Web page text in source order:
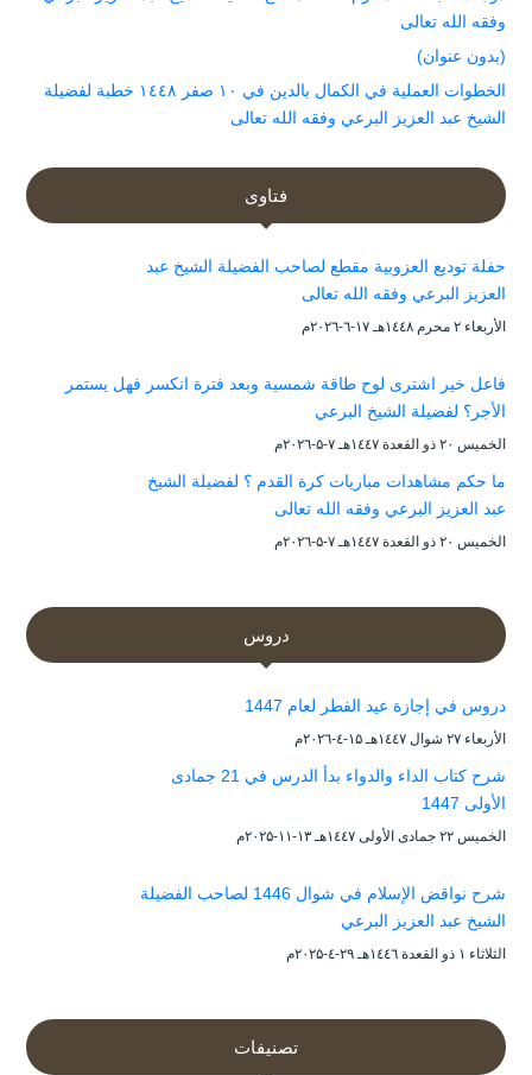
وفقه الله تعالى
(بدون عنوان)
الخطوات العملية في الكمال بالدين في ١٠ صفر ١٤٤٨ خطبة لفضيلة
الشيخ عبد العزيز البرعي وفقه الله تعالى
فتاوى
حفلة توديع العزوبية مقطع لصاحب الفضيلة الشيخ عبد
العزيز البرعي وفقه الله تعالى
الأربعاء ۲ محرم ۱٤٤۸هـ ۱۷-٦-۲۰۲٦م
فاعل خير اشترى لوح طاقة شمسية وبعد فترة انكسر فهل يستمر
الأجر؟ لفضيلة الشيخ البرعي
الخميس ۲۰ ذو القعدة ۱٤٤۷هـ ۷-۵-۲۰۲٦م
ما حكم مشاهدات مباريات كرة القدم ؟ لفضيلة الشيخ
عبد العزيز البرعي وفقه الله تعالى
الخميس ۲۰ ذو القعدة ۱٤٤۷هـ ۷-۵-۲۰۲٦م
دروس
دروس في إجازة عيد الفطر لعام 1447
الأربعاء ۲۷ شوال ۱٤٤۷هـ ۱۵-٤-۲۰۲٦م
شرح كتاب الداء والدواء بدأ الدرس في 21 جمادى
الأولى 1447
الخميس ۲۲ جمادى الأولى ۱٤٤۷هـ ۱۳-۱۱-۲۰۲۵م
شرح نواقض الإسلام في شوال 1446 لصاحب الفضيلة
الشيخ عبد العزيز البرعي
الثلاثاء ۱ ذو القعدة ۱٤٤٦هـ ۲۹-٤-۲۰۲۵م
تصنيفات